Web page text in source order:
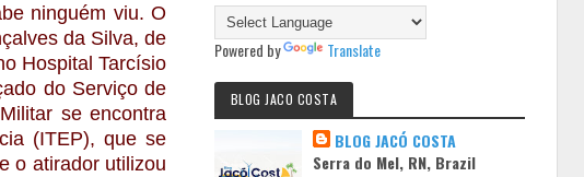
ninguém viu. O
da Silva, de
Hospital Tarcísio
do Serviço de
se encontra
(ITEP), que se
o atirador utilizou
Powered by Translate
BLOG JACO COSTA
BLOG JACÓ COSTA
Serra do Mel, RN, Brazil